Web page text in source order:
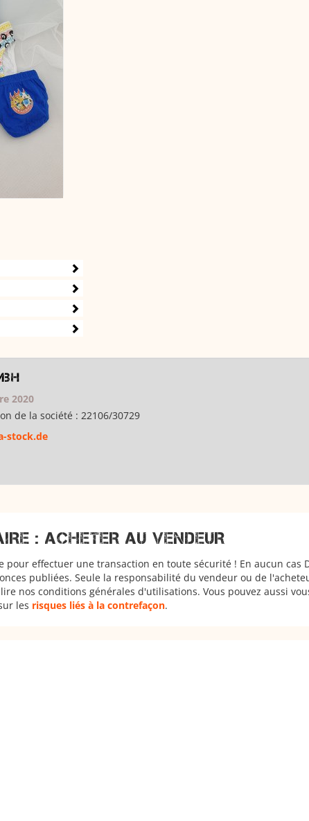
2020
de la société : 22106/30729
stock.de
: ACHETER AU VENDEUR
pour effectuer une transaction en toute sécurité ! En aucun cas
publiées. Seule la responsabilité du vendeur ou de
nos conditions générales d'utilisations. Vous pouvez aussi
les risques liés à la contrefaçon.